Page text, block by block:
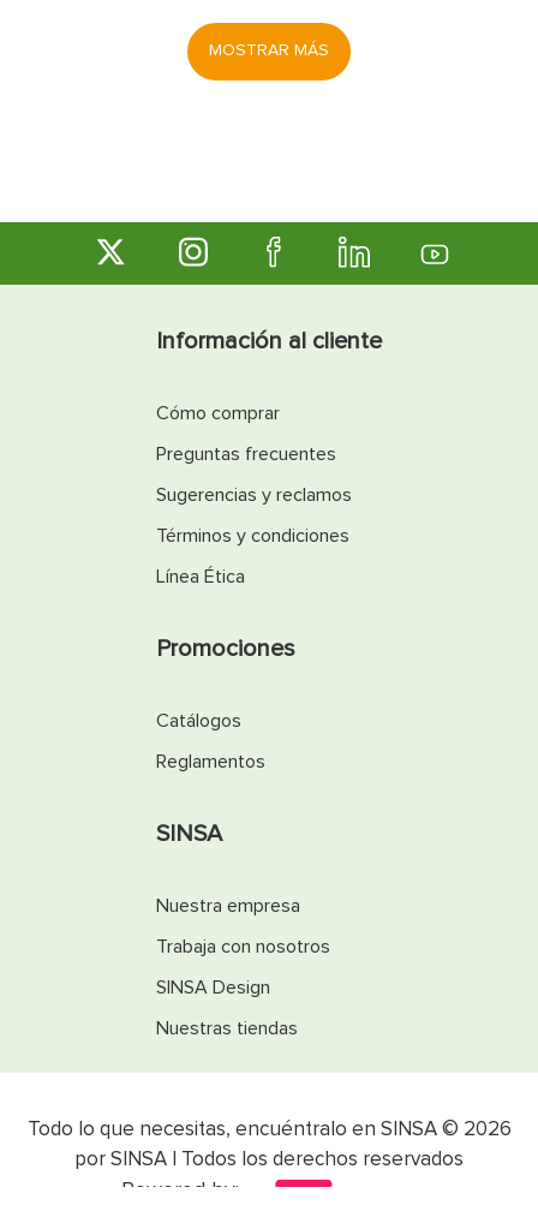
MOSTRAR MÁS
Información al cliente
Cómo comprar
Preguntas frecuentes
Sugerencias y reclamos
Términos y condiciones
Línea Ética
Promociones
Catálogos
Reglamentos
SINSA
Nuestra empresa
Trabaja con nosotros
SINSA Design
Nuestras tiendas
Todo lo que necesitas, encuéntralo en SINSA © 2026
por SINSA | Todos los derechos reservados
Powered by: